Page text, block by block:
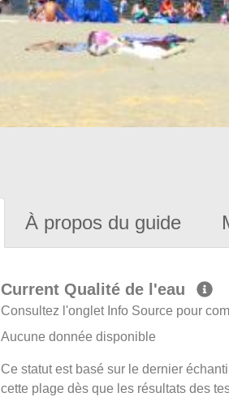
À propos du guide
Current Qualité de l'eau
Consultez l'onglet Info Source pour
Aucune donnée disponible
Ce statut est basé sur le dernier
cette plage dès que les résultats des